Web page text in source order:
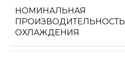
НОМИНАЛЬНАЯ
ПРОИЗВОДИТЕЛЬНОСТЬ
ОХЛАЖДЕНИЯ